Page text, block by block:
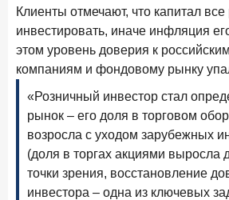
«Скорость измеряется
банковского контакт-центра
25 июня 2026 года
Ипотека в России: итоги мая 2026
22 июня 2026 года
«Честность — индустриальный
завоевывают лояльность private-
Рассылка Frank RG
Клиенты отмечают, что капитал
инвестировать, иначе инфляция
этом уровень доверия к
компаниям и фондовому рынку
«Розничный инвестор стал
рынок – его доля в торговом
возросла с уходом зарубежных
(доля в торгах акциями выросла
точки зрения, восстановление
инвестора – одна из ключевых